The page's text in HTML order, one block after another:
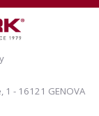
- 16121 GENOVA